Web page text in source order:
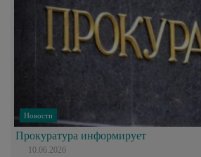
Новости
Прокуратура информирует
10.06.2026